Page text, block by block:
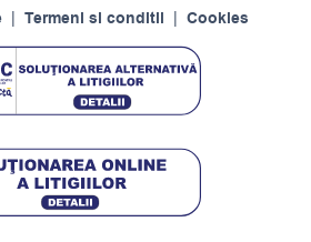
Termeni si conditii Cookies